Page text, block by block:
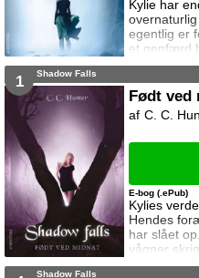
Kylie har
egentlig er
et genfærd
for at
1 Shadow Falls
Født ved
Kylies
Hendes
har slået
vågner
huske, og
E-bog (.ePub)
C. C.
Shadow Falls